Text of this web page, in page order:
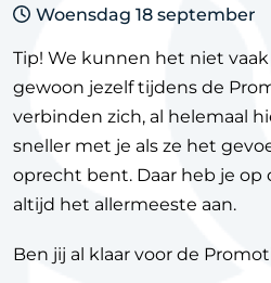
Woensdag 18 september
Tip! We kunnen het niet
gewoon jezelf tijdens de
verbinden zich, al helemaal
sneller met je als ze het
oprecht bent. Daar heb je
altijd het allermeeste aan.
Ben jij al klaar voor de